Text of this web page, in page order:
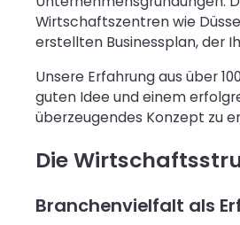
Wirtschaftszentren wie
erstellten Businessplan, der
Unsere Erfahrung aus über
guten Idee und einem
überzeugendes Konzept zu
Die
Branchenvielfalt als